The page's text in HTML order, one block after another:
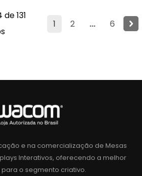
1 2 ... 6
131
e na comercialização de Mesas
Interativos, oferecendo a melhor
o segmento criativo.